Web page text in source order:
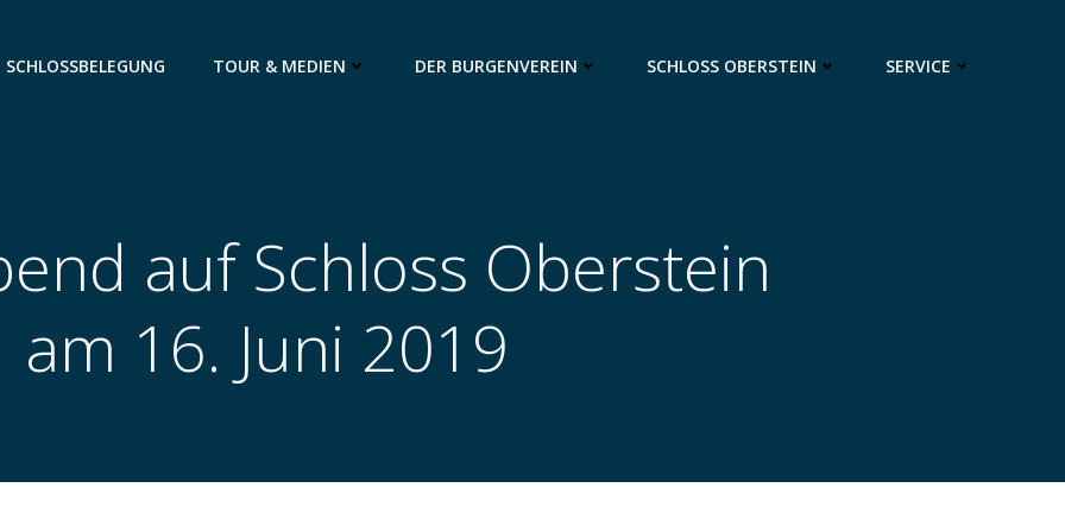
SCHLOSSBELEGUNG TOUR & MEDIEN DER BURGENVEREIN SCHLOSS OBERSTEIN SERVICE
auf Schloss Oberstein
am 16. Juni 2019